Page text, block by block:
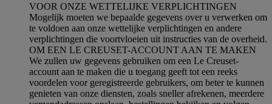
VOOR ONZE WETTELIJKE VERPLICHTINGEN
Mogelijk moeten we bepaalde gegevens over u verwerken om
te voldoen aan onze wettelijke verplichtingen en andere
verplichtingen die voortvloeien uit instructies van de overheid.
OM EEN LE CREUSET-ACCOUNT AAN TE MAKEN
We zullen uw gegevens gebruiken om een Le Creuset-
account aan te maken die u toegang geeft tot een reeks
voordelen voor geregistreerde gebruikers, om beter te kunnen
genieten van onze diensten, zoals sneller afrekenen, meerdere